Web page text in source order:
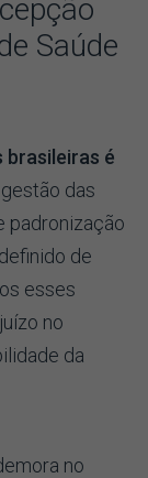
Saúde
brasileiras é
gestão das
padronização
de
esses
no
da
no